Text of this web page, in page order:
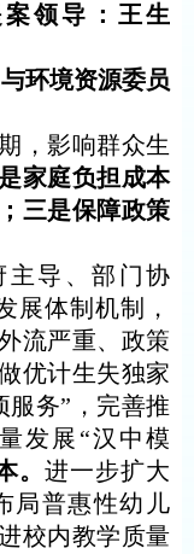
领导：王生
环境资源委员
，影响群众生
家庭负担成本
三是保障政策
主导、部门协
展体制机制，
流严重、政策
优计生失独家
服务”，完善推
发展“汉中模
。 进一步扩大
局普惠性幼儿
校内教学质量